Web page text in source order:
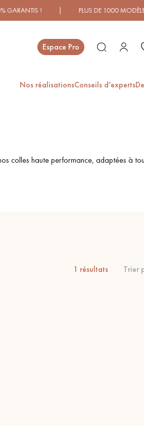
! | PLUS DE 1000 MODÈLES À
Espace Pro
Nos réalisationsConseils d’experts
EXOTIQUE
colles haute performance, adaptées à
1 résultats Trier